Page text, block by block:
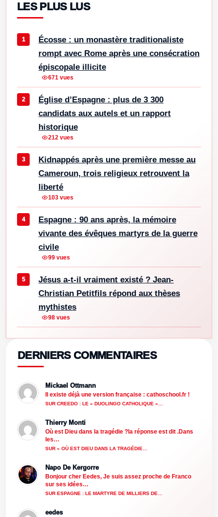
LES PLUS LUS
Écosse : un monastère traditionaliste
rompt avec Rome après une consécration
épiscopale illicite
671 vues
Église d’Espagne : plus de 3 300
candidats aux autels et un rapport
historique
212 vues
Kidnappés après une première messe au
Cameroun, trois religieux retrouvent la
liberté
103 vues
Espagne : 90 ans après, la mémoire
vivante des évêques martyrs de la guerre
civile
99 vues
Jésus a-t-il vraiment existé ? Jean-
Christian Petitfils répond aux thèses
mythistes
98 vues
DERNIERS COMMENTAIRES
Mickael Ottmann
Il existe déjà une version française : cathoschool.fr !
SUR CREEDO : LE « DUOLINGO CATHOLIQUE »…
Thierry Monti
Où est Dieu dans la tragédie ?la réponse est dit .Dans
les…
SUR « OÙ EST DIEU DANS LA TRAGÉDIE…
Napo De Kergorre
Bonjour cher Eedes, Je suis assez proche de Franco
sur ses idées…
SUR ESPAGNE : LE MARTYRE DE MILLIERS DE…
eedes